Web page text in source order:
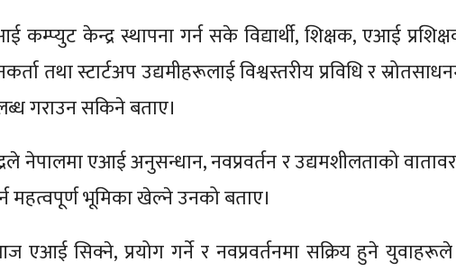
केन्द्र स्थापना गर्न सके विद्यार्थी, शिक्षक, एआई
तथा स्टार्टअप उद्यमीहरूलाई विश्वस्तरीय प्रविधि र
गराउन सकिने बताए।
नेपालमा एआई अनुसन्धान, नवप्रवर्तन र उद्यमशीलताको
महत्वपूर्ण भूमिका खेल्ने उनको बताए।
सिक्ने, प्रयोग गर्ने र नवप्रवर्तनमा सक्रिय हुने